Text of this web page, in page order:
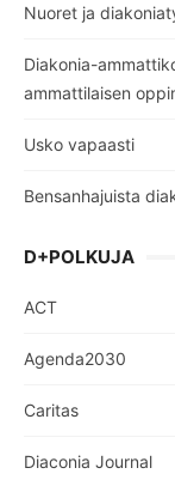
Nuoret ja
Diakonia-
ammattilaisen
Usko vapaasti
Bensanhajuista
D+POLKUJA
ACT
Agenda2030
Caritas
Diaconia Journal